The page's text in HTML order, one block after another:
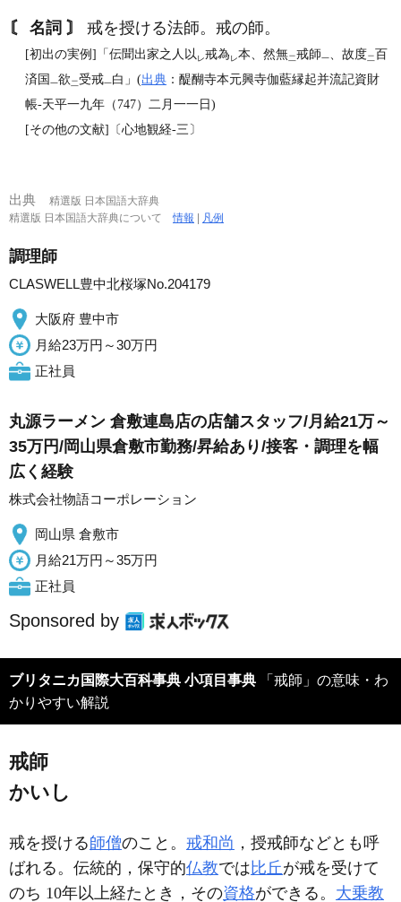
〘 名詞 〙 戒を授ける法師。戒の師。
[初出の実例]「伝聞出家之人以 レ戒為 レ本、然無二戒師一 、故度二百
済国 一欲二受戒一白」(出典 ：醍醐寺本元興寺伽藍縁起并流記資財
帳‐天平一九年（747）二月一一日)
[その他の文献]〔心地観経‐三〕
出典
精選版 日本国語大辞典
精選版 日本国語大辞典について情報 凡例
調理師
CLASWELL豊中北桜塚No.204179
大阪府 豊中市
月給23万円～30万円
正社員
丸源ラーメン 倉敷連島店の店舗スタッフ/月給21万～
35万円/岡山県倉敷市勤務/昇給あり/接客・調理を幅
広く経験
株式会社物語コーポレーション
岡山県 倉敷市
月給21万円～35万円
正社員
Sponsored by
ブリタニカ国際大百科事典 小項目事典
かりやすい解説
戒師
かいし
戒を授ける師僧のこと。 戒和尚 ，授戒師などとも呼
ばれる。伝統的，保守的仏教では 比丘が戒を受けて
のち 10年以上経たとき，その資格ができる。 大乗教